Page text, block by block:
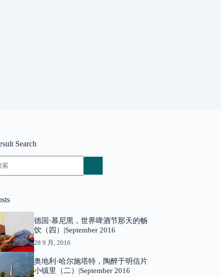
Search
德国·慕尼黑，世界啤酒节那天的畅
饮（四）|September 2016
28 9 月, 2016
奥地利·哈尔施塔特，陶醉于明信片
小镇里（二）|September 2016